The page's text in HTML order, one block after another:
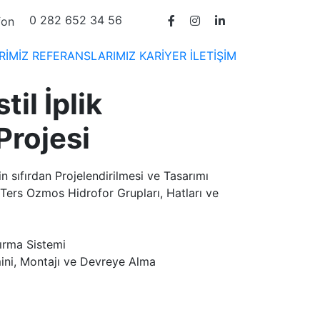
0 282 652 34 56
REFERANSLARIMIZ KARİYER İLETİŞİM
İplik
sıfırdan Projelendirilmesi ve Tasarımı
Ozmos Hidrofor Grupları, Hatları ve
Sistemi
Montajı ve Devreye Alma